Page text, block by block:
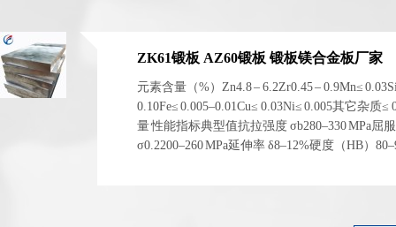
ZK61锻板 AZ60锻板 锻板镁合金板厂家
元素含量（%）Zn4.8 – 6.2Zr0.45 – 0.9Mn≤
0.10Fe≤ 0.005–0.01Cu≤ 0.03Ni≤ 0.005其它杂质≤
量 性能指标典型值抗拉强度 σb280–330 MPa屈
σ0.2200–260 MPa延伸率 δ8–12%硬度（HB）